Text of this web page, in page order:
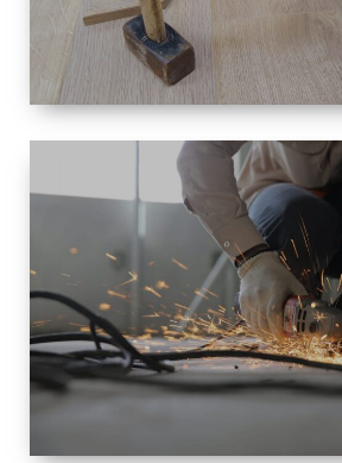
TAILLE
PETITE À
GRANDE
RÉNOVATION